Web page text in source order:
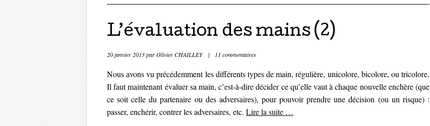
L’évaluation des mains (2)
20 janvier 2013parOlivier CHAILLEY | 11 commentaires
Nous avons vu précédemment les différents types de main, régulière, unicolore, bicolore, ou tricolore.
Il faut maintenant évaluer sa main, c’est-à-dire décider ce qu’elle vaut à chaque nouvelle enchère (que
ce soit celle du partenaire ou des adversaires), pour pouvoir prendre une décision (ou un risque) :
passer, enchérir, contrer les adversaires, etc. Lire la suite …